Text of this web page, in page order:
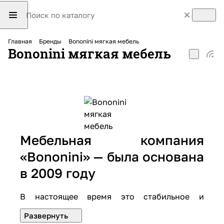
Главная Бренды Bononini мягкая мебель
Bononini мягкая мебель
Мебельная компания
«Bononini» — была основана
в 2009 году
В настоящее время это стабильное и
развивающееся производственное
предприятие. Наша цель: создавать